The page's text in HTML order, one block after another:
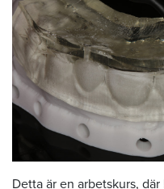
Detta är en arbetskurs,